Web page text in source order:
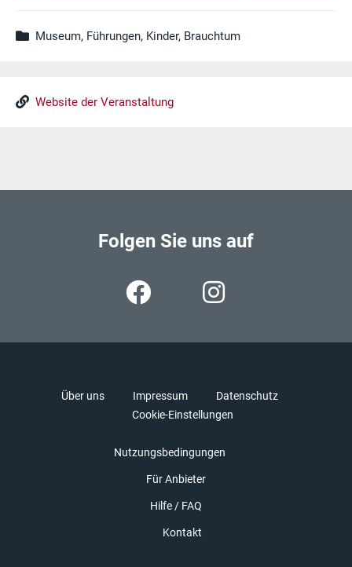
Museum, Führungen, Kinder, Brauchtum
Website der Veranstaltung
Folgen Sie uns auf
Über uns Impressum
Datenschutz
Cookie-Einstellungen
Nutzungsbedingungen
Für Anbieter
Hilfe / FAQ
Kontakt